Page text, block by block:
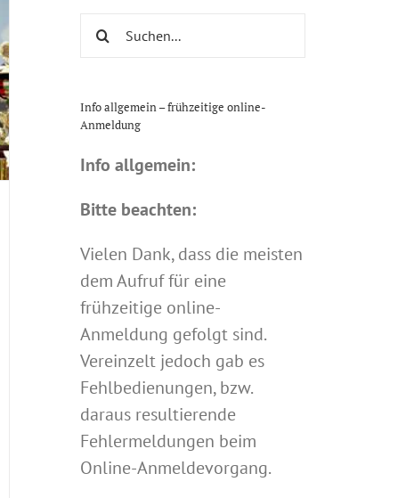
Suche
Info allgemein – frühzeitige online-
Anmeldung
Info allgemein:
Bitte beachten:
Vielen Dank, dass die meisten
dem Aufruf für eine
frühzeitige online-
Anmeldung gefolgt sind.
Vereinzelt jedoch gab es
Fehlbedienungen, bzw.
daraus resultierende
Fehlermeldungen beim
Online-Anmeldevorgang.